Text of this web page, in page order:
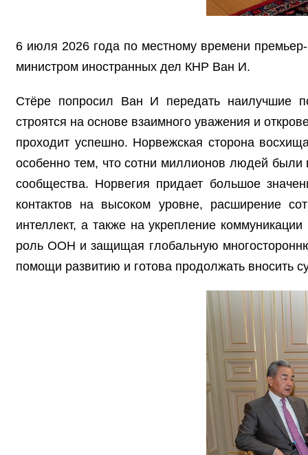
6 июля 2026 года по местному времени
министром иностранных дел КНР Ван И.
Стёре попросил Ван И передать наилучшие
строятся на основе взаимного уважения и
проходит успешно. Норвежская сторона
особенно тем, что сотни миллионов людей
сообщества. Норвегия придает большое
контактов на высоком уровне, расширение
интеллект, а также на укрепление
роль ООН и защищая глобальную
помощи развитию и готова продолжать вносить